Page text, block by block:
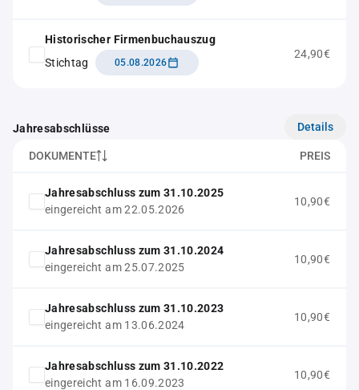
Historischer Firmenbuchauszug
Stichtag
05.08.2026
24,90€
Jahresabschlüsse Details
DOKUMENTE PREIS
Jahresabschluss zum 31.10.2025
eingereicht am 22.05.2026
10,90€
Jahresabschluss zum 31.10.2024
eingereicht am 25.07.2025
10,90€
Jahresabschluss zum 31.10.2023
eingereicht am 13.06.2024
10,90€
Jahresabschluss zum 31.10.2022
eingereicht am 16.09.2023
10,90€